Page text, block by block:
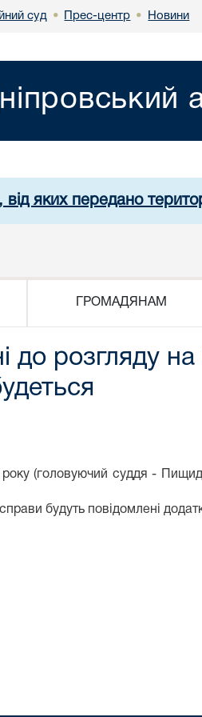
суд • Прес-центр • Новини
від яких передано
ГРОМАДЯНАМ
до розгляду
(головуючий суддя -
будуть повідомлені